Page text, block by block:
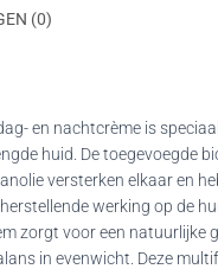
(0)
en nachtcrème is
huid. De toegevoegde
versterken elkaar en
werking op de
zorgt voor een natuurlijke
in evenwicht. Deze